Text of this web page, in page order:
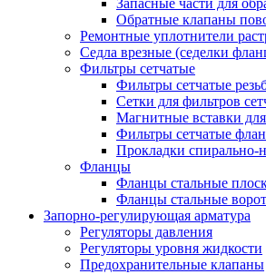
Запасные части для
Обратные клапаны
Ремонтные уплотнители
Седла врезные (седелки
Фильтры сетчатые
Фильтры сетчатые
Сетки для фильтров
Магнитные вставки
Фильтры сетчатые
Прокладки спирально-
Фланцы
Фланцы стальные
Фланцы стальные
Запорно-регулирующая арматура
Регуляторы давления
Регуляторы уровня жидкости
Предохранительные клапаны